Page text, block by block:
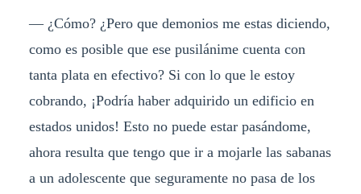
— ¿Cómo? ¿Pero que demonios me estas diciendo,
como es posible que ese pusilánime cuenta con
tanta plata en efectivo? Si con lo que le estoy
cobrando, ¡Podría haber adquirido un edificio en
estados unidos! Esto no puede estar pasándome,
ahora resulta que tengo que ir a mojarle las sabanas
a un adolescente que seguramente no pasa de los